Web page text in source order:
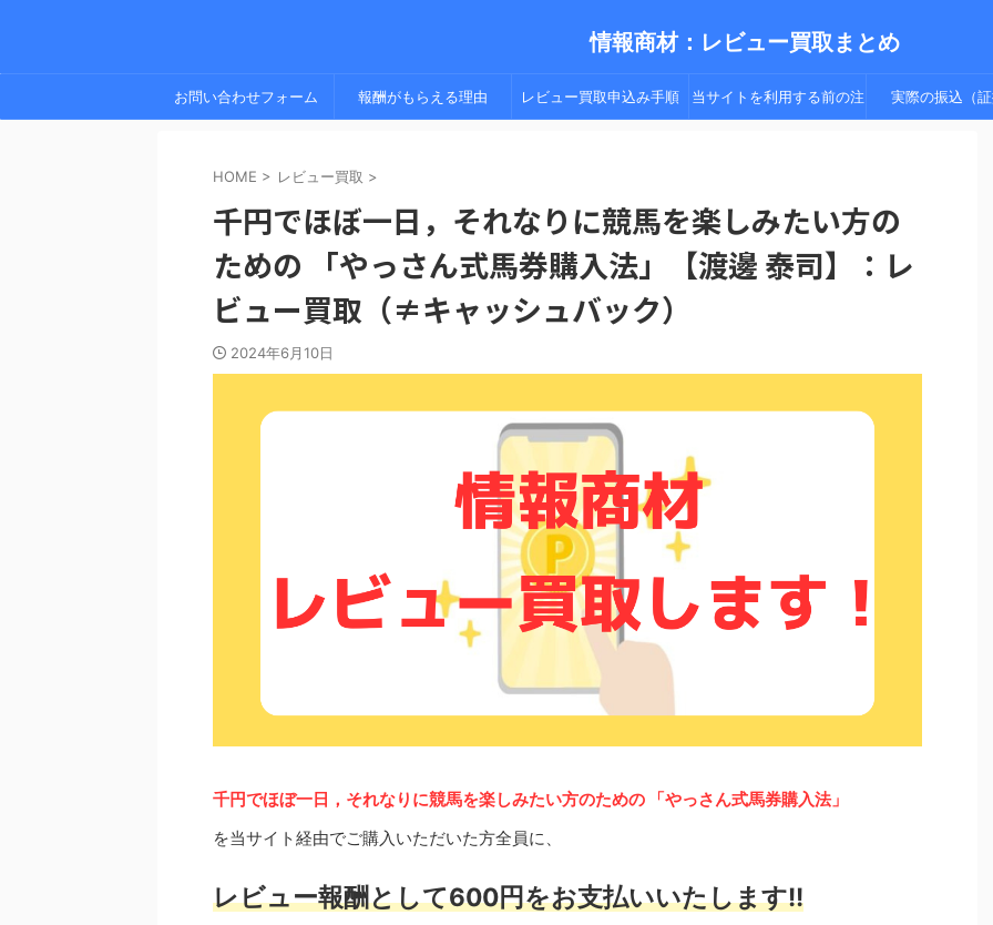
情報商材：レビュー買取まとめ
お問い合わせフォーム 報酬がもらえる理由 レビュー買取申込み手順 当サイトを利用する前の注 実際の振込（証
HOME > レビュー買取 >
千円でほぼ一日，それなりに競馬を楽しみたい方の
ための 「やっさん式馬券購入法」【渡邊 泰司】：レ
ビュー買取（≠キャッシュバック）
2024年6月10日
千円でほぼ一日，それなりに競馬を楽しみたい方のための 「やっさん式馬券購入法」
を当サイト経由でご購入いただいた方全員に、
レビュー報酬として600円をお支払いいたします!!